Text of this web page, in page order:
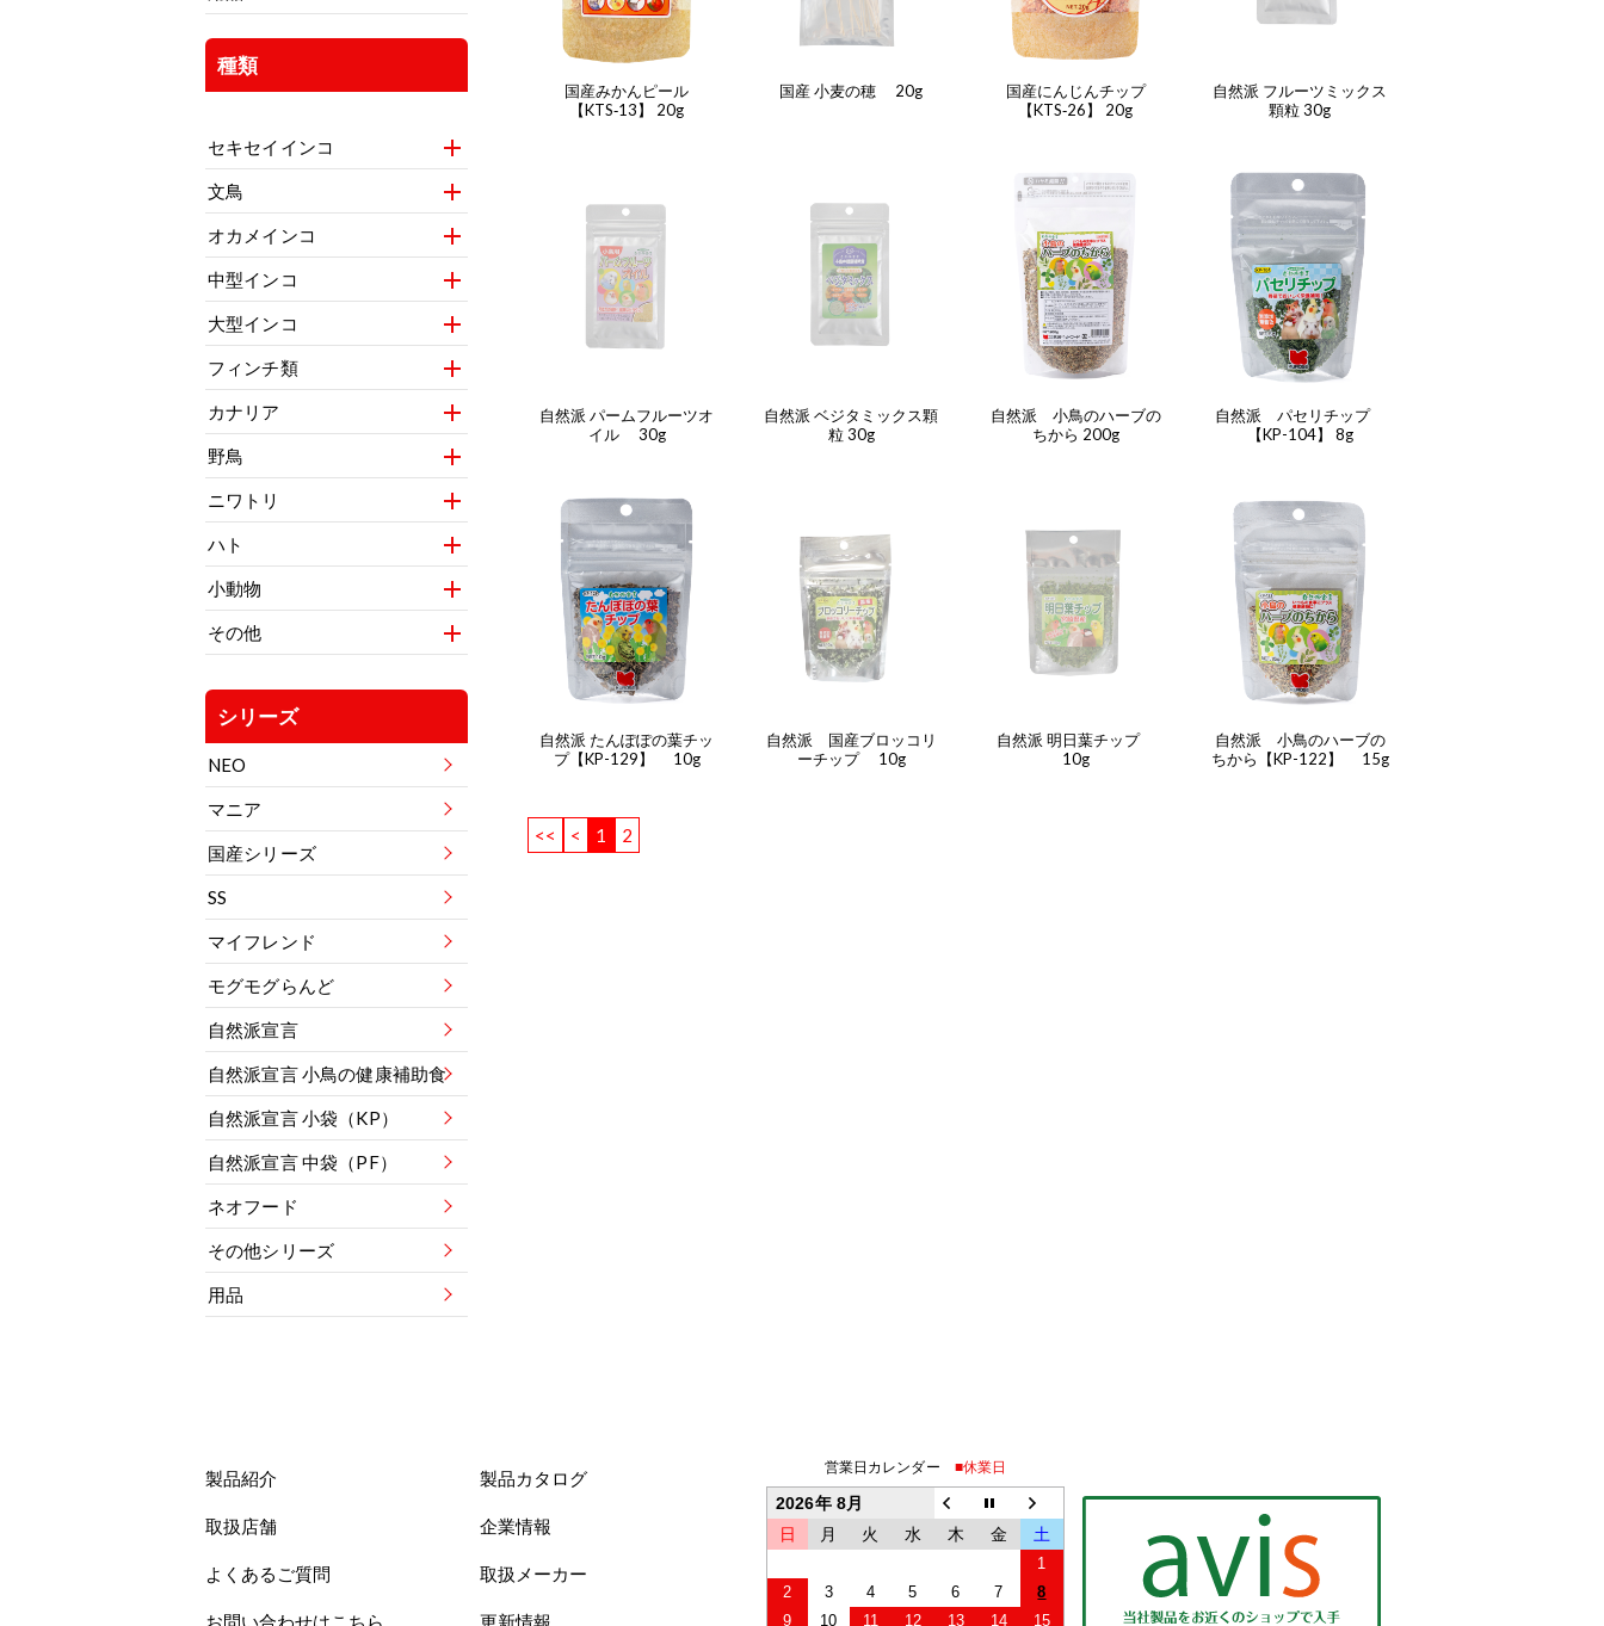
国産みかんピール
【KTS‐13】 20g
国産 小麦の穂 20g
国産にんじんチップ
【KTS‐26】 20g
自然派 フルーツミックス
顆粒 30g
自然派 パームフルーツオ
イル 30g
自然派 ベジタミックス顆
粒 30g
自然派 小鳥のハーブの
ちから 200g
自然派 パセリチップ
【KP-104】 8g
自然派 たんぽぽの葉チッ
プ【KP-129】 10g
自然派 国産ブロッコリ
ーチップ 10g
自然派 明日葉チップ
10g
自然派 小鳥のハーブの
ちから【KP-122】 15g
<< < 1 2
種類
セキセイインコ
文鳥
オカメインコ
中型インコ
大型インコ
フィンチ類
カナリア
野鳥
ニワトリ
ハト
小動物
その他
シリーズ
NEO
マニア
国産シリーズ
SS
マイフレンド
モグモグらんど
自然派宣言
自然派宣言 小鳥の健康補助食
自然派宣言 小袋（KP）
自然派宣言 中袋（PF）
ネオフード
その他シリーズ
用品
製品紹介
取扱店舗
よくあるご質問
お問い合わせはこちら
製品カタログ
企業情報
取扱メーカー
更新情報
営業日カレンダー ■休業日
2026年 8月
日
月 火 水 木 金 土
1
2
3 4 5 6 7
8
9
10 11 12 13 14 15